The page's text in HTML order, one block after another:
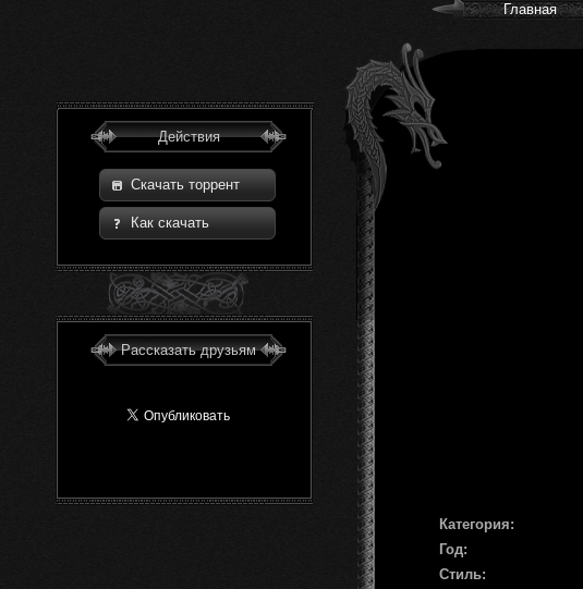
Главная
Действия
Скачать торрент
Как скачать
Рассказать друзьям
Категория:
Год:
Стиль: